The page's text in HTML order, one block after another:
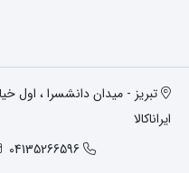
ایراناکالا
04135266596